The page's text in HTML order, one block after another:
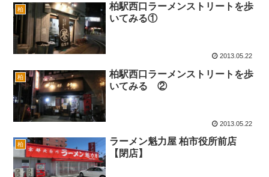
柏
柏駅西口ラーメンストリートを歩
いてみる①
2013.05.22
柏
柏駅西口ラーメンストリートを歩
いてみる ②
2013.05.22
柏
ラーメン魁力屋 柏市役所前店
【閉店】